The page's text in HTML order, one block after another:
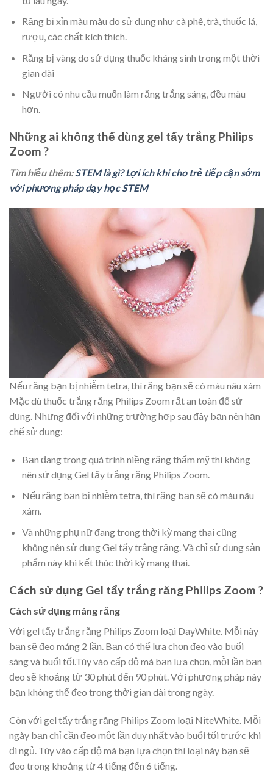
Răng bị xỉn màu màu do sử dụng như cà phê, trà, thuốc lá,
rượu, các chất kích thích.
Răng bị vàng do sử dụng thuốc kháng sinh trong một thời
gian dài
Người có nhu cầu muốn làm răng trắng sáng, đều màu
hơn.
Những ai không thể dùng gel tẩy trắng Philips
Zoom ?
Tìm hiểu thêm:STEM là gì? Lợi ích khi cho trẻ tiếp cận sớm
với phương pháp dạy học STEM
Nếu răng bạn bị nhiễm tetra, thì răng bạn sẽ có màu nâu xám
Mặc dù thuốc trắng răng Philips Zoom rất an toàn để sử
dụng. Nhưng đối với những trường hợp sau đây bạn nên hạn
chế sử dụng:
Bạn đang trong quá trình niềng răng thẩm mỹ thì không
nên sử dụng Gel tẩy trắng răng Philips Zoom.
Nếu răng bạn bị nhiễm tetra, thì răng bạn sẽ có màu nâu
xám.
Và những phụ nữ đang trong thời kỳ mang thai cũng
không nên sử dụng Gel tẩy trắng răng. Và chỉ sử dụng sản
phẩm này khi kết thúc thời kỳ mang thai.
Cách sử dụng Gel tẩy trắng răng Philips Zoom ?
Cách sử dụng máng răng
Với gel tẩy trắng răng Philips Zoom loại DayWhite. Mỗi này
bạn sẽ đeo máng 2 lần. Bạn có thể lựa chọn đeo vào buổi
sáng và buổi tối.Tùy vào cấp độ mà bạn lựa chọn, mỗi lần bạn
đeo sẽ khoảng từ 30 phút đến 90 phút. Với phương pháp này
bạn không thể đeo trong thời gian dài trong ngày.
Còn với gel tẩy trắng răng Philips Zoom loại NiteWhite. Mỗi
ngày bạn chỉ cần đeo một lần duy nhất vào buổi tối trước khi
đi ngủ. Tùy vào cấp độ mà bạn lựa chọn thì loại này bạn sẽ
đeo trong khoảng từ 4 tiếng đến 6 tiếng.